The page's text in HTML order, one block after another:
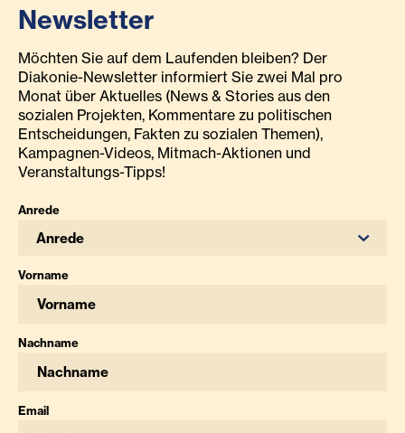
Newsletter
Möchten Sie auf dem Laufenden bleiben? Der
Diakonie-Newsletter informiert Sie zwei Mal pro
Monat über Aktuelles (News & Stories aus den
sozialen Projekten, Kommentare zu politischen
Entscheidungen, Fakten zu sozialen Themen),
Kampagnen-Videos, Mitmach-Aktionen und
Veranstaltungs-Tipps!
Anrede
Anrede
Vorname
Nachname
Email